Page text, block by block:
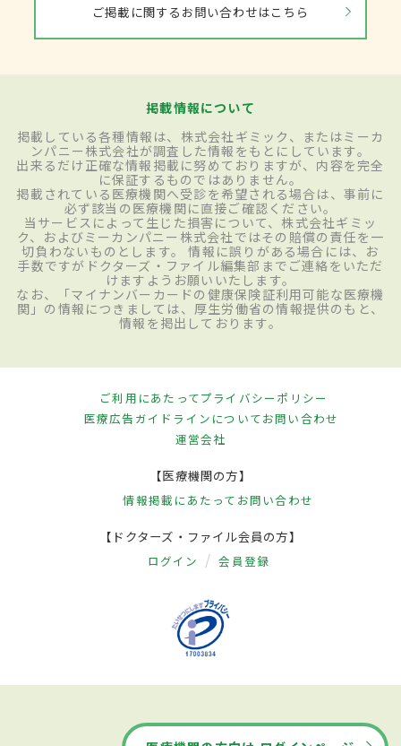
ご掲載に関するお問い合わせはこちら
掲載情報について
掲載している各種情報は、株式会社ギミック、またはミーカ
ンパニー株式会社が調査した情報をもとにしています。
出来るだけ正確な情報掲載に努めておりますが、内容を完全
に保証するものではありません。
掲載されている医療機関へ受診を希望される場合は、事前に
必ず該当の医療機関に直接ご確認ください。
当サービスによって生じた損害について、株式会社ギミッ
ク、およびミーカンパニー株式会社ではその賠償の責任を一
切負わないものとします。 情報に誤りがある場合には、お
手数ですがドクターズ・ファイル編集部までご連絡をいただ
けますようお願いいたします。
なお、「マイナンバーカードの健康保険証利用可能な医療機
関」の情報につきましては、厚生労働省の情報提供のもと、
情報を掲出しております。
ご利用にあたってプライバシーポリシー
医療広告ガイドラインについてお問い合わせ
運営会社
【医療機関の方】
情報掲載にあたって お問い合わせ
【ドクターズ・ファイル会員の方】
ログイン 会員登録